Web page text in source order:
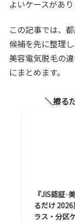
よいケースがあり
この記事では、
候補を先に整理
美容電気脱毛の
にまとめます。
擦る
『JIS認証·
るだけ
ラス・分区